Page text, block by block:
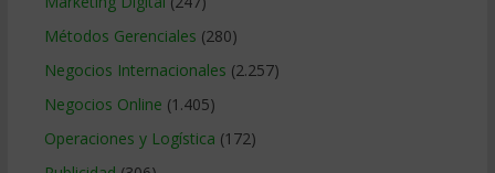
Métodos Gerenciales (280)
Negocios Internacionales (2.257)
Negocios Online (1.405)
Operaciones y Logística (172)